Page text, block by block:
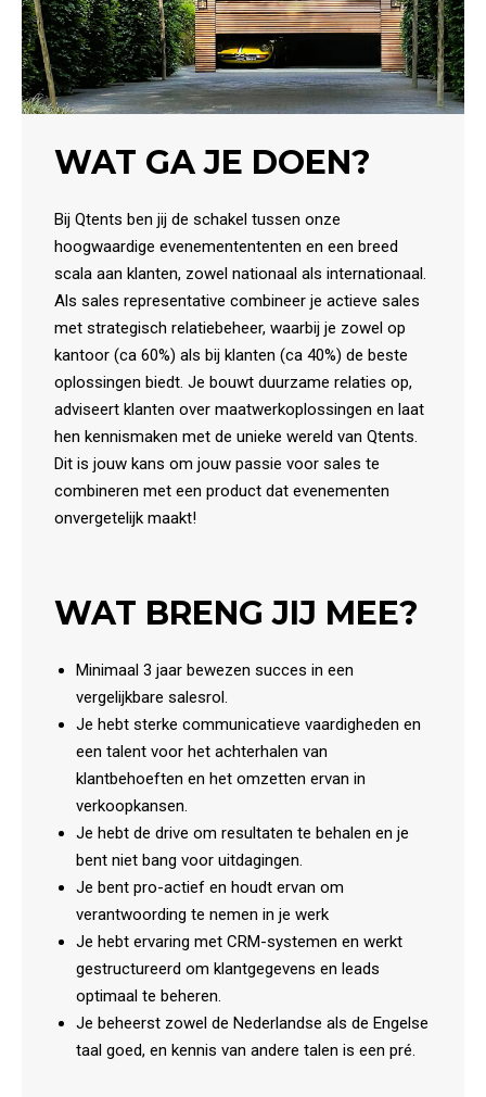
WAT GA JE DOEN?
Bij Qtents ben jij de schakel tussen onze
hoogwaardige evenementententen en een breed
scala aan klanten, zowel nationaal als internationaal.
Als sales representative combineer je actieve sales
met strategisch relatiebeheer, waarbij je zowel op
kantoor (ca 60%) als bij klanten (ca 40%) de beste
oplossingen biedt. Je bouwt duurzame relaties op,
adviseert klanten over maatwerkoplossingen en laat
hen kennismaken met de unieke wereld van Qtents.
Dit is jouw kans om jouw passie voor sales te
combineren met een product dat evenementen
onvergetelijk maakt!
WAT BRENG JIJ MEE?
Minimaal 3 jaar bewezen succes in een
vergelijkbare salesrol.
Je hebt sterke communicatieve vaardigheden en
een talent voor het achterhalen van
klantbehoeften en het omzetten ervan in
verkoopkansen.
Je hebt de drive om resultaten te behalen en je
bent niet bang voor uitdagingen.
Je bent pro-actief en houdt ervan om
verantwoording te nemen in je werk
Je hebt ervaring met CRM-systemen en werkt
gestructureerd om klantgegevens en leads
optimaal te beheren.
Je beheerst zowel de Nederlandse als de Engelse
taal goed, en kennis van andere talen is een pré.